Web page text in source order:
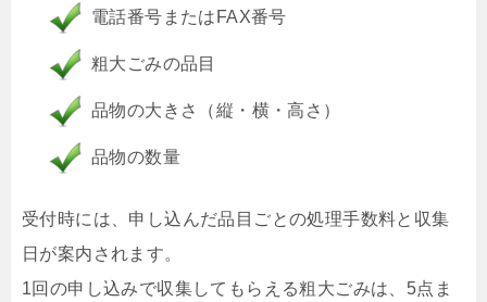
電話番号またはFAX番号
粗大ごみの品目
品物の大きさ（縦・横・高さ）
品物の数量
受付時には、申し込んだ品目ごとの処理手数料と収集
日が案内されます。
1回の申し込みで収集してもらえる粗大ごみは、5点ま